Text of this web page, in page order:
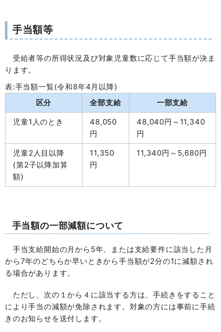
手当額等
受給者等の所得状況及び対象児童数に応じて手当額が決ま
ります。
表:手当額一覧(令和8年4月以降)
区分
全部支給 一部支給
児童1人のとき
48,050
円
48,040円～11,340
円
児童2人目以降
(第2子以降加算
額)
11,350
円
11,340円～5,680円
手当額の一部減額について
手当支給開始の月から5年、または支給要件に該当した月
から7年のどちらか早いときから手当額が2分の1に減額され
る場合があります。
ただし、次の１から４に該当する方は、手続きをすること
により手当の減額が免除されます。対象の方には事前に手続
きのお知らせを送付します。